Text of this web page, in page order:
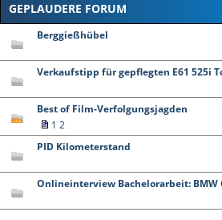
GEPLAUDERE FORUM
Berggießhübel
Verkaufstipp für gepflegten E61 525i
Best of Film-Verfolgungsjagden
1 2
PID Kilometerstand
Onlineinterview Bachelorarbeit: BMW